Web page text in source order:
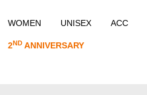
WOMEN UNISEX ACC
2NDANNIVERSARY